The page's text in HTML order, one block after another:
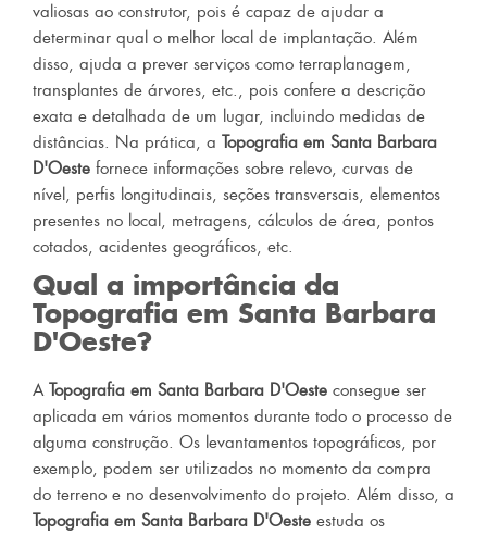
valiosas ao construtor, pois é capaz de ajudar a
determinar qual o melhor local de implantação. Além
disso, ajuda a prever serviços como terraplanagem,
transplantes de árvores, etc., pois confere a descrição
exata e detalhada de um lugar, incluindo medidas de
distâncias. Na prática, a Topografia em Santa Barbara
D'Oeste fornece informações sobre relevo, curvas de
nível, perfis longitudinais, seções transversais, elementos
presentes no local, metragens, cálculos de área, pontos
cotados, acidentes geográficos, etc.
Qual a importância da
Topografia em Santa Barbara
D'Oeste?
A Topografia em Santa Barbara D'Oeste consegue ser
aplicada em vários momentos durante todo o processo de
alguma construção. Os levantamentos topográficos, por
exemplo, podem ser utilizados no momento da compra
do terreno e no desenvolvimento do projeto. Além disso, a
Topografia em Santa Barbara D'Oeste estuda os